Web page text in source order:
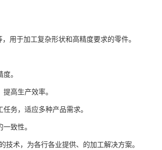
用于加工复杂形状和高精度要求的零件。
。
高生产效率。
务，适应多种产品需求。
致性。
技术，为各行各业提供、的加工解决方案。